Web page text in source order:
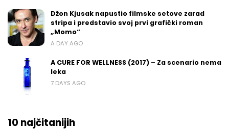
Džon Kjusak napustio filmske setove zarad
stripa i predstavio svoj prvi grafički roman
„Momo“
A DAY AGO
A CURE FOR WELLNESS (2017) – Za scenario nema
leka
7 DAYS AGO
10 najčitanijih